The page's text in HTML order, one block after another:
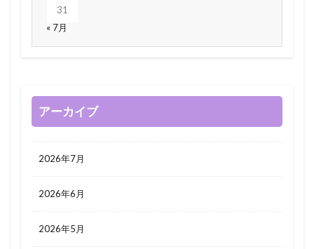
31
« 7月
アーカイブ
2026年7月
2026年6月
2026年5月